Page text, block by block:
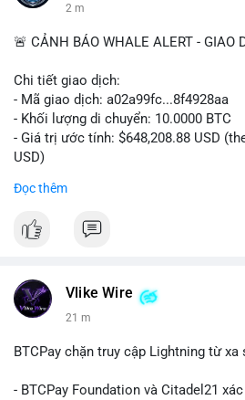
2 m
🚨 CẢNH BÁO WHALE ALERT - GIAO
Chi tiết giao dịch:
- Mã giao dịch: a02a99fc...8f4928aa
- Khối lượng di chuyển: 10.0000 BTC
- Giá trị ước tính: $648,208.88 USD
USD)
trong mempool chưa xác nhận. Với
dấu hiệu của việc gom ví lạnh hoặc
giao dịch OTC. Áp lực bán trực tiếp
lớn.
Nhà đầu tư nhỏ lẻ nên theo dõi xác
Đọc thêm
Vlike Wire
21 m
BTCPay chặn truy cập Lightning từ xa
- BTCPay Foundation và Citadel21